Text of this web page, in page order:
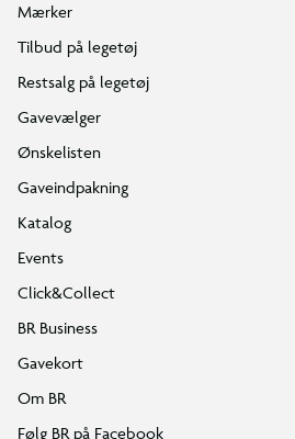
Mærker
Tilbud på legetøj
Restsalg på legetøj
Gavevælger
Ønskelisten
Gaveindpakning
Katalog
Events
Click&Collect
BR Business
Gavekort
Om BR
Følg BR på Facebook